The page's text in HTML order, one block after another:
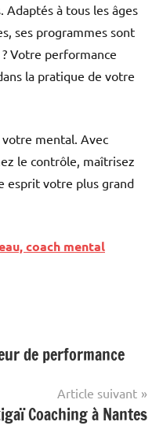
Adaptés à tous les âges
ses programmes sont
Votre performance
la pratique de votre
votre mental. Avec
le contrôle, maîtrisez
esprit votre plus grand
coach mental
de performance
Article suivant
Coaching à Nantes